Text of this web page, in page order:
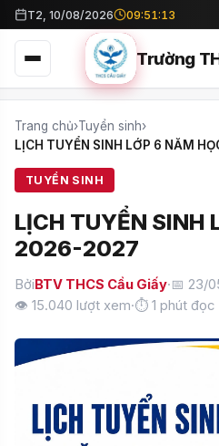
T2, 10/08/2026 09:51:14
Trường
Trang chủ›Tuyển sinh›
LỊCH TUYỂN SINH LỚP 6 NĂM
TUYỂN SINH
LỊCH TUYỂN SINH
2026-2027
BởiBTV THCS Cầu Giấy·📅 23/
👁 15.040 lượt xem·⏱ 1 phút đọc